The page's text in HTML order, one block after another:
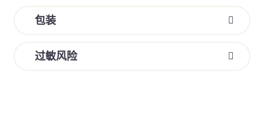
包装
过敏风险